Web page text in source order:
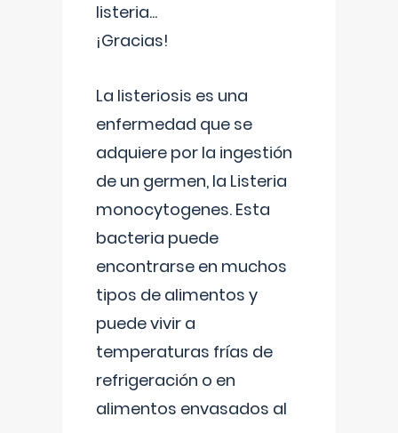
listeria...
¡Gracias!
La listeriosis es una
enfermedad que se
adquiere por la ingestión
de un germen, la Listeria
monocytogenes. Esta
bacteria puede
encontrarse en muchos
tipos de alimentos y
puede vivir a
temperaturas frías de
refrigeración o en
alimentos envasados al